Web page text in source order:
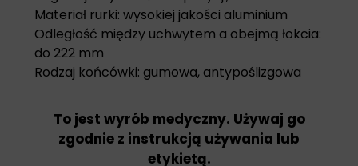
Materiał rurki: wysokiej jakości aluminium
Odległość między uchwytem a obejmą łokcia:
do 222 mm
Rodzaj końcówki: gumowa, antypoślizgowa
To jest wyrób medyczny. Używaj go
zgodnie z instrukcją używania lub
etykietą.